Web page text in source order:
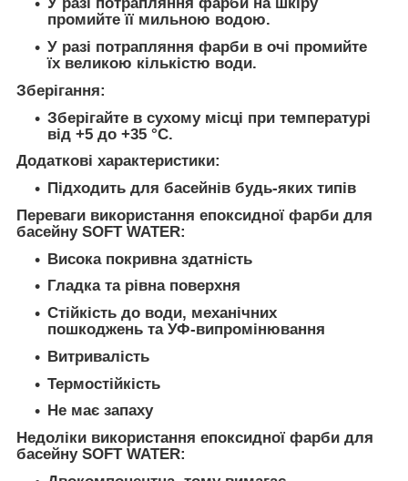
промийте її мильною водою.
У разі потрапляння фарби в очі промийте
їх великою кількістю води.
Зберігання:
Зберігайте в сухому місці при температурі
від +5 до +35 °C.
Додаткові характеристики:
Підходить для басейнів будь-яких типів
Переваги використання епоксидної фарби для
басейну SOFT WATER:
Висока покривна здатність
Гладка та рівна поверхня
Стійкість до води, механічних
пошкоджень та УФ-випромінювання
Витривалість
Термостійкість
Не має запаху
Недоліки використання епоксидної фарби для
басейну SOFT WATER: